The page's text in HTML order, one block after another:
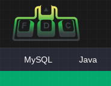
MySQL Java